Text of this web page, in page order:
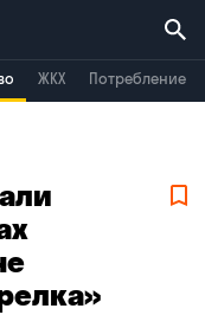
ЖКХ Потребление